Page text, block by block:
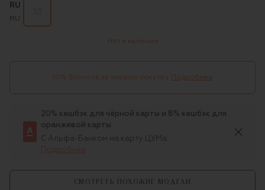
RU
RU
Нет в наличии
10% бонусов за первую покупку Подробнее
20% кешбэк для чёрной карты и 8% кешбэк для
оранжевой карты
С Альфа-Банком на карту ЦУМа
Подробнее
СМОТРЕТЬ ПОХОЖИЕ МОДЕЛИ